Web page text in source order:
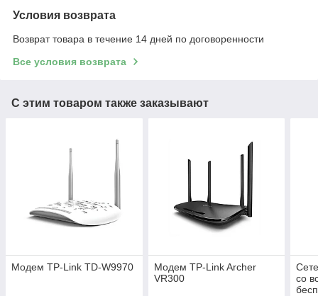
Условия возврата
Возврат товара в течение 14 дней по договоренности
Все условия возврата
С этим товаром также заказывают
Модем TP-Link TD-W9970
Модем TP-Link Archer
VR300
со